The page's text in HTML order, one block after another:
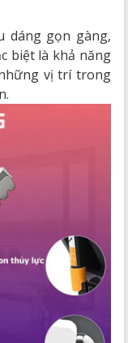
dáng gọn gàng,
biệt là khả năng
vị trí trong